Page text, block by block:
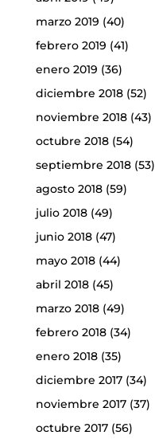
marzo 2019 (40)
febrero 2019 (41)
enero 2019 (36)
diciembre 2018(52)
noviembre 2018(43)
octubre 2018(54)
septiembre 2018(53)
agosto 2018(59)
julio 2018(49)
junio 2018(47)
mayo 2018(44)
abril 2018(45)
marzo 2018(49)
febrero 2018(34)
enero 2018(35)
diciembre 2017(34)
noviembre 2017(37)
octubre 2017(56)